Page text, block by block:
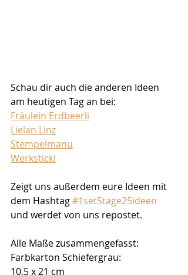
Schau dir auch die anderen Ideen
am heutigen Tag an bei:
Fräulein Erdbeerli
Lielan Linz
Stempelmanu
Werkstickl
Zeigt uns außerdem eure Ideen mit
dem Hashtag #1set5tage25ideen
und werdet von uns repostet.
Alle Maße zusammengefasst:
Farbkarton Schiefergrau:
10,5 x 21 cm